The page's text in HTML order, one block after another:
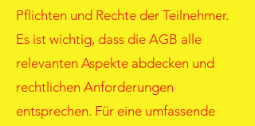
Pflichten und Rechte der Teilnehmer.
Es ist wichtig, dass die AGB alle
relevanten Aspekte abdecken und
rechtlichen Anforderungen
entsprechen. Für eine umfassende